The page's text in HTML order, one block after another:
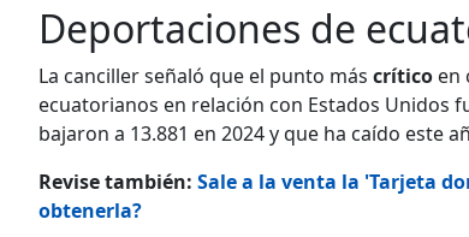
Deportaciones de
La canciller señaló que el punto más crítico en
ecuatorianos en relación con Estados Unidos
bajaron a 13.881 en 2024 y que ha caído este
Revise también: Sale a la venta la 'Tarjeta
obtenerla?